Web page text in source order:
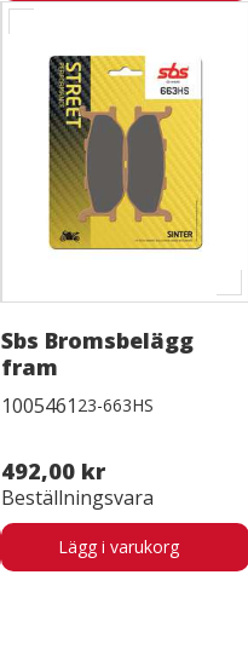
Sbs Bromsbelägg
fram
1005461 23-663HS
492,00 kr
Beställningsvara
Lägg i varukorg